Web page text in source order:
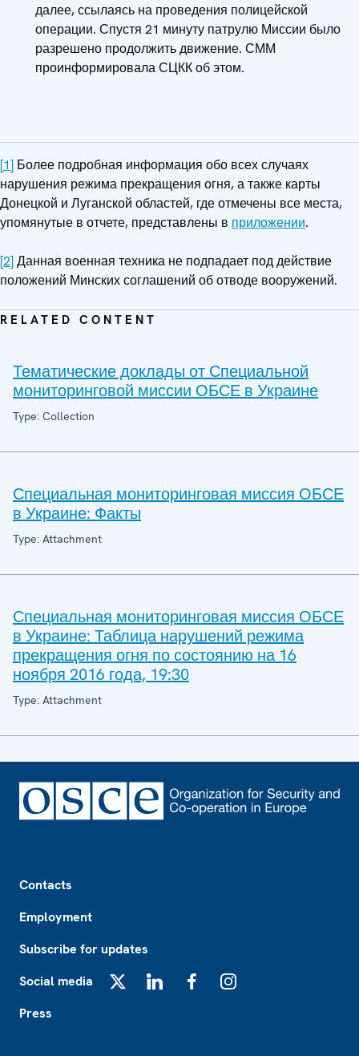
далее, ссылаясь на проведения полицейской
операции. Спустя 21 минуту патрулю Миссии было
разрешено продолжить движение. СММ
проинформировала СЦКК об этом.
[1] Более подробная информация обо всех случаях
нарушения режима прекращения огня, а также карты
Донецкой и Луганской областей, где отмечены все места,
упомянутые в отчете, представлены в приложении.
[2]Данная военная техника не подпадает под действие
положений Минских соглашений об отводе вооружений.
RELATED CONTENT
Тематические доклады от Специальной
мониторинговой миссии ОБСЕ в Украине
Type: Collection
Специальная мониторинговая миссия ОБСЕ
в Украине: Факты
Type: Attachment
Специальная мониторинговая миссия ОБСЕ
в Украине: Таблица нарушений режима
прекращения огня по состоянию на 16
ноября 2016 года, 19:30
Type: Attachment
Contacts
Employment
Subscribe for updates
Social media
Press